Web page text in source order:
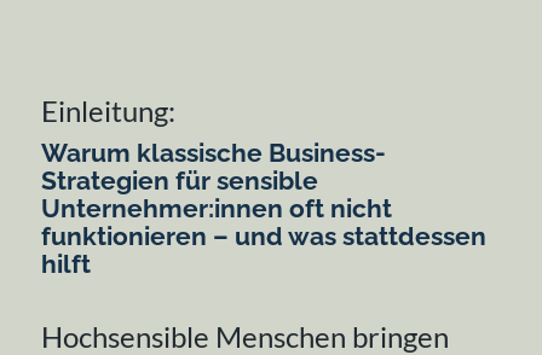
Einleitung:
Warum klassische Business-
Strategien für sensible
Unternehmer:innen oft nicht
funktionieren – und was stattdessen
hilft
Hochsensible Menschen bringen